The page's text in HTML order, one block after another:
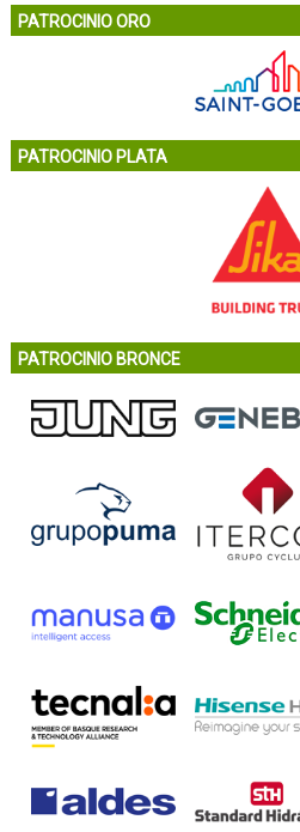
PATROCINIO ORO
PATROCINIO PLATA
PATROCINIO BRONCE